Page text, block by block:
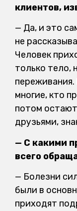
клиентов,
— Да, и это
не
Человек
только тело,
многие, кто
потом
друзьями,
— С какими
всего
— Болезни
были в
приходят